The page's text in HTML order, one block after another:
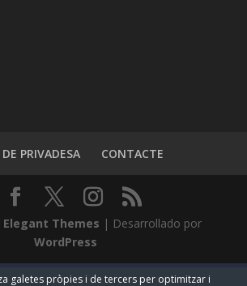
PRIVADESA CONTACTE
Elegant Themes | Desarrollado por
WordPress
galetes pròpies i de tercers per optimitzar i